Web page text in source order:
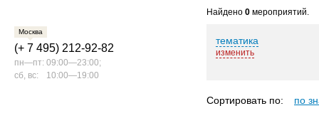
Москва
(+ 7 495) 212-92-82
пн—пт: 09:00—23:00;
сб, вс:
10:00—19:00
Найдено 0 мероприятий.
тематика
изменить
Сортировать по: по